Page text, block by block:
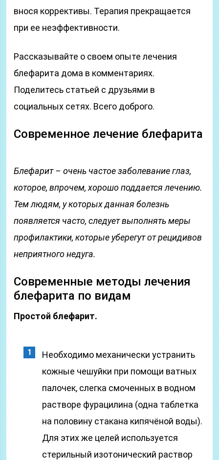
внося коррективы. Терапия прекращается
при ее неэффективности.
Рассказывайте о своем опыте лечения
блефарита дома в комментариях.
Поделитесь статьей с друзьями в
социальных сетях. Всего доброго.
Современное лечение блефарита
Блефарит – очень частое заболевание глаз,
которое, впрочем, хорошо поддается лечению.
Тем людям, у которых данная болезнь
появляется часто, следует выполнять меры
профилактики, которые уберегут от рецидивов
неприятного недуга.
Современные методы лечения
блефарита по видам
Простой блефарит.
Необходимо механически устранить
кожные чешуйки при помощи ватных
палочек, слегка смоченных в водном
растворе фурацилина (одна таблетка
на половину стакана кипячёной воды).
Для этих же целей используется
стерильный изотонический раствор